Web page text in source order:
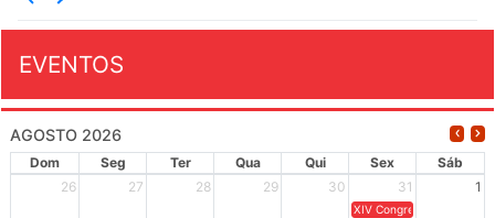
EVENTOS
AGOSTO 2026
Dom Seg Ter Qua Qui Sex
Sáb
26
27 28 29 30 31 1
XIV Congresso Brasileiro